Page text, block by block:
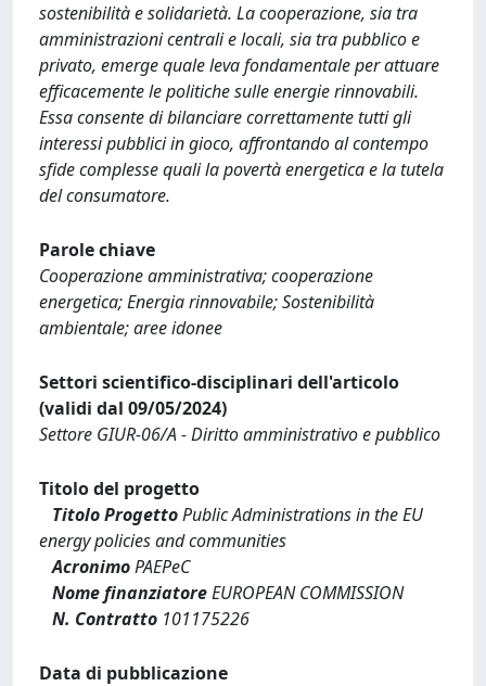
sostenibilità e solidarietà. La cooperazione, sia tra
amministrazioni centrali e locali, sia tra pubblico e
privato, emerge quale leva fondamentale per attuare
efficacemente le politiche sulle energie rinnovabili.
Essa consente di bilanciare correttamente tutti gli
interessi pubblici in gioco, affrontando al contempo
sfide complesse quali la povertà energetica e la tutela
del consumatore.
Parole chiave
Cooperazione amministrativa; cooperazione
energetica; Energia rinnovabile; Sostenibilità
ambientale; aree idonee
Settori scientifico-disciplinari dell'articolo
(validi dal 09/05/2024)
Settore GIUR-06/A - Diritto amministrativo e pubblico
Titolo del progetto
Titolo ProgettoPublic Administrations in the EU
energy policies and communities
AcronimoPAEPeC
Nome finanziatoreEUROPEAN COMMISSION
N. Contratto 101175226
Data di pubblicazione